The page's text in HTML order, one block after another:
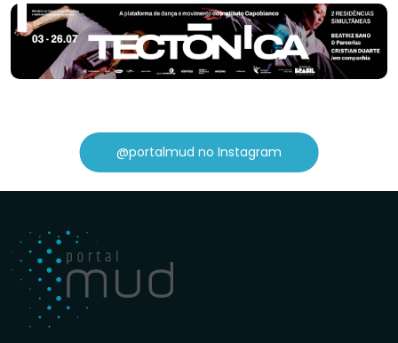
@portalmud no Instagram